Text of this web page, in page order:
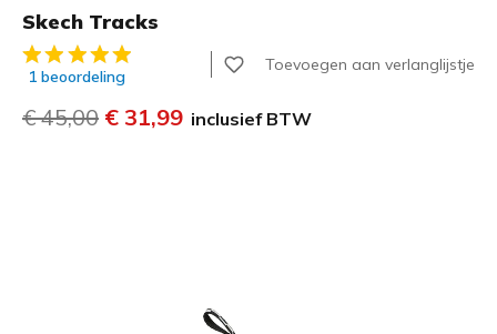
Skech Tracks
3,3 van de 5 klantbeoordelingen
1 beoordeling
Toevoegen aan verlanglijstje
Prijs verlaagd van
€ 45,00 naar
€ 31,99 inclusief BTW